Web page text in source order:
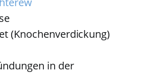
(Knochenverdickung)
in der